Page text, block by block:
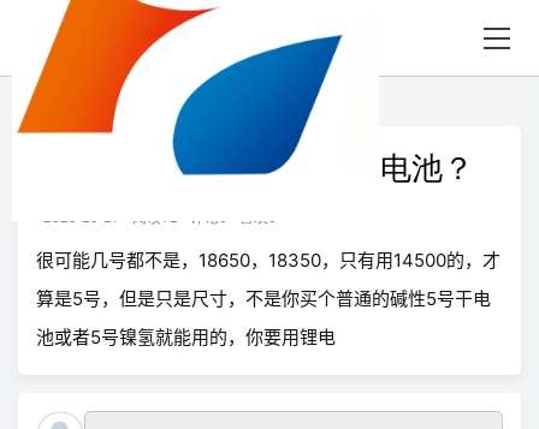
首页
激光笔的电池一般是几号电池？
2025-10-17 阅读71 评论0 喜欢0
很可能几号都不是，18650，18350，只有用14500的，才
算是5号，但是只是尺寸，不是你买个普通的碱性5号干电
池或者5号镍氢就能用的，你要用锂电